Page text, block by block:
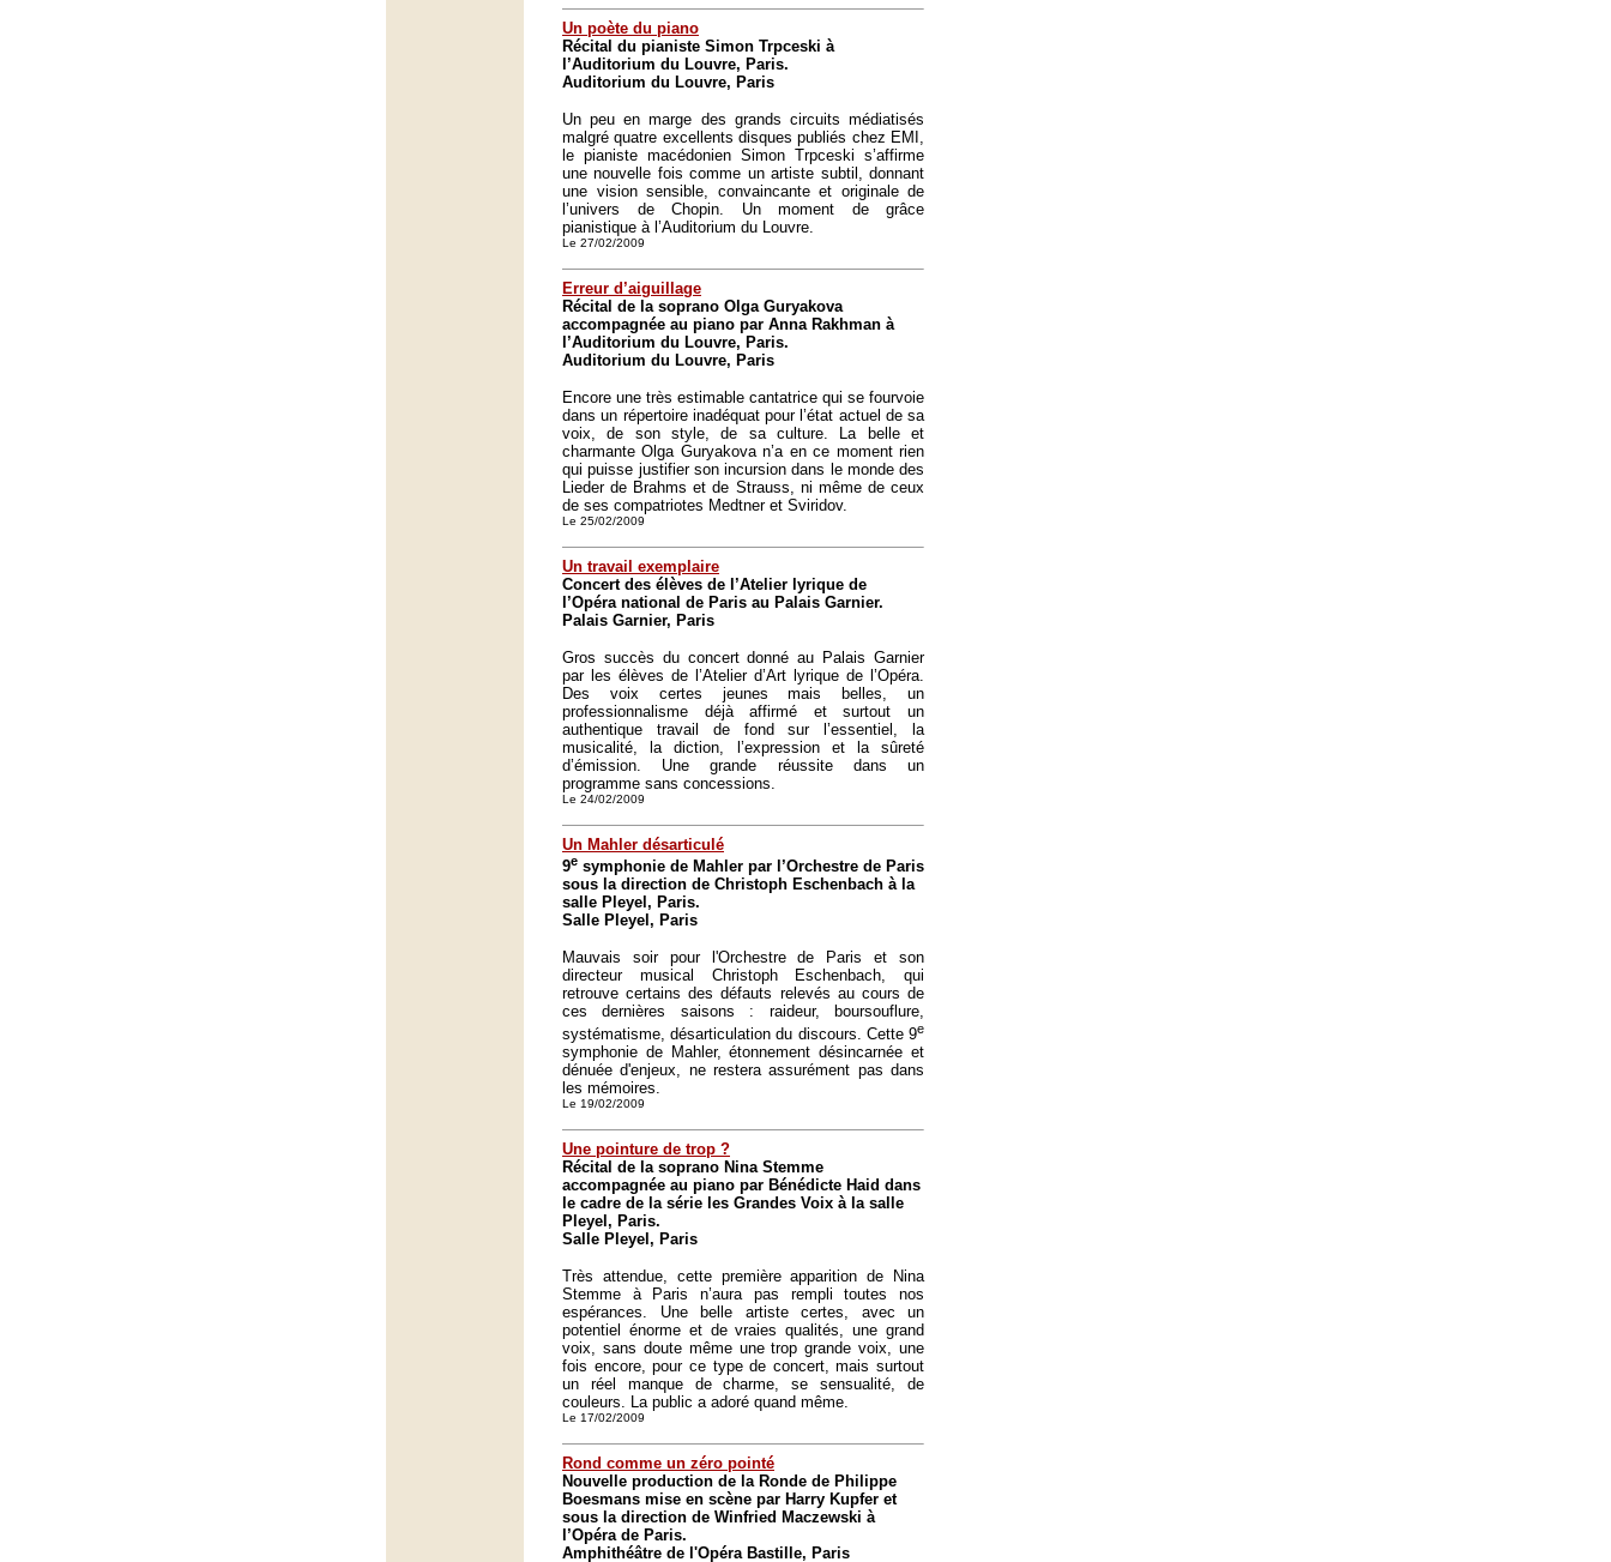
Un poète du piano
Récital du pianiste Simon Trpceski à
l’Auditorium du Louvre, Paris.
Auditorium du Louvre, Paris
Un peu en marge des grands circuits médiatisés
malgré quatre excellents disques publiés chez EMI,
le pianiste macédonien Simon Trpceski s’affirme
une nouvelle fois comme un artiste subtil, donnant
une vision sensible, convaincante et originale de
l’univers de Chopin. Un moment de grâce
pianistique à l’Auditorium du Louvre.
Le 27/02/2009
Erreur d’aiguillage
Récital de la soprano Olga Guryakova
accompagnée au piano par Anna Rakhman à
l’Auditorium du Louvre, Paris.
Auditorium du Louvre, Paris
Encore une très estimable cantatrice qui se fourvoie
dans un répertoire inadéquat pour l’état actuel de sa
voix, de son style, de sa culture. La belle et
charmante Olga Guryakova n’a en ce moment rien
qui puisse justifier son incursion dans le monde des
Lieder de Brahms et de Strauss, ni même de ceux
de ses compatriotes Medtner et Sviridov.
Le 25/02/2009
Un travail exemplaire
Concert des élèves de l’Atelier lyrique de
l’Opéra national de Paris au Palais Garnier.
Palais Garnier, Paris
Gros succès du concert donné au Palais Garnier
par les élèves de l’Atelier d’Art lyrique de l’Opéra.
Des voix certes jeunes mais belles, un
professionnalisme déjà affirmé et surtout un
authentique travail de fond sur l’essentiel, la
musicalité, la diction, l’expression et la sûreté
d’émission. Une grande réussite dans un
programme sans concessions.
Le 24/02/2009
Un Mahler désarticulé
9e symphonie de Mahler par l’Orchestre de Paris
sous la direction de Christoph Eschenbach à la
salle Pleyel, Paris.
Salle Pleyel, Paris
Mauvais soir pour l'Orchestre de Paris et son
directeur musical Christoph Eschenbach, qui
retrouve certains des défauts relevés au cours de
ces dernières saisons : raideur, boursouflure,
systématisme, désarticulation du discours. Cette 9e
symphonie de Mahler, étonnement désincarnée et
dénuée d'enjeux, ne restera assurément pas dans
les mémoires.
Le 19/02/2009
Une pointure de trop ?
Récital de la soprano Nina Stemme
accompagnée au piano par Bénédicte Haid dans
le cadre de la série les Grandes Voix à la salle
Pleyel, Paris.
Salle Pleyel, Paris
Très attendue, cette première apparition de Nina
Stemme à Paris n’aura pas rempli toutes nos
espérances. Une belle artiste certes, avec un
potentiel énorme et de vraies qualités, une grand
voix, sans doute même une trop grande voix, une
fois encore, pour ce type de concert, mais surtout
un réel manque de charme, se sensualité, de
couleurs. La public a adoré quand même.
Le 17/02/2009
Rond comme un zéro pointé
Nouvelle production de la Ronde de Philippe
Boesmans mise en scène par Harry Kupfer et
sous la direction de Winfried Maczewski à
l’Opéra de Paris.
Amphithéâtre de l'Opéra Bastille, Paris